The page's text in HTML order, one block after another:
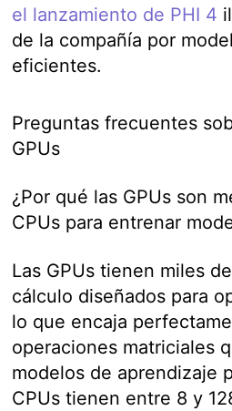
el lanzamiento de PHI 4
de la compañía por
eficientes.
Preguntas frecuentes
GPUs
¿Por qué las GPUs son
CPUs para entrenar
Las GPUs tienen miles
cálculo diseñados para
lo que encaja
operaciones matriciales
modelos de aprendizaje
CPUs tienen entre 8 y